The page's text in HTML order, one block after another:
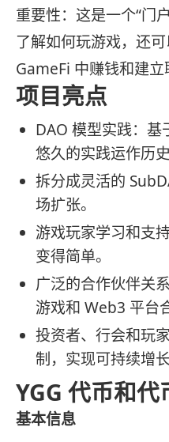
重要性：这是一个“门
了解如何玩游戏，还
GameFi 中赚钱和建立
项目亮点
DAO 模型实践：基
悠久的实践运作历史
拆分成灵活的
场扩张。
游戏玩家学习和支
变得简单。
广泛的合作伙伴关
游戏和 Web3 平台
投资者、行会和玩
制，实现可持续增长
YGG 代币和
基本信息